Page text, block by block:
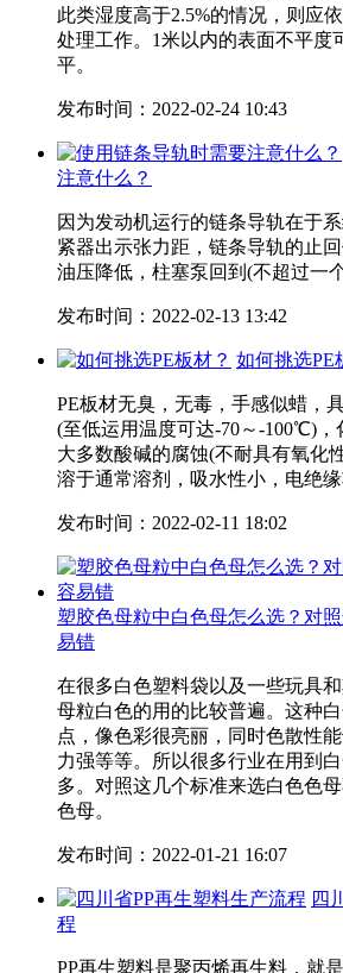
此类湿度高于2.5%的情况，则应
处理工作。1米以内的表面不平度
平。
发布时间：2022-02-24 10:43
注意什么？
因为发动机运行的链条导轨在于
紧器出示张力距，链条导轨的止
油压降低，柱塞泵回到(不超过一
发布时间：2022-02-13 13:42
如何挑选PE
PE板材无臭，无毒，手感似蜡，
(至低运用温度可达-70～-100℃)，
大多数酸碱的腐蚀(不耐具有氧化
溶于通常溶剂，吸水性小，电绝
发布时间：2022-02-11 18:02
塑胶色母粒中白色母怎么选？对
易错
在很多白色塑料袋以及一些玩具
母粒白色的用的比较普遍。这种
点，像色彩很亮丽，同时色散性
力强等等。所以很多行业在用到
多。对照这几个标准来选白色色
色母。
发布时间：2022-01-21 16:07
四
程
PP再生塑料是聚丙烯再生料，就